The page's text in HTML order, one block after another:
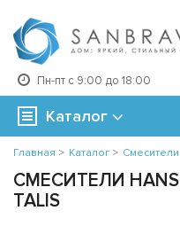
Пн-пт с 9:00 до 18:00
Каталог
Главная > Каталог > Смесители
СМЕСИТЕЛИ
TALIS